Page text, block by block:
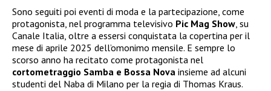
Sono seguiti poi eventi di moda e la partecipazione, come
protagonista, nel programma televisivo Pic Mag Show, su
Canale Italia, oltre a essersi conquistata la copertina per il
mese di aprile 2025 dell’omonimo mensile. E sempre lo
scorso anno ha recitato come protagonista nel
cortometraggio Samba e Bossa Nova insieme ad alcuni
studenti del Naba di Milano per la regia di Thomas Kraus.